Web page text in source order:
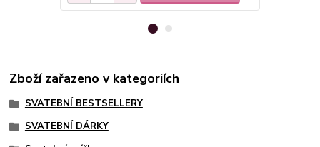
Zboží zařazeno v kategoriích
SVATEBNÍ BESTSELLERY
SVATEBNÍ DÁRKY